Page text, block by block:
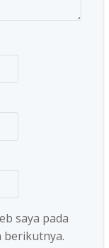
saya pada
berikutnya.